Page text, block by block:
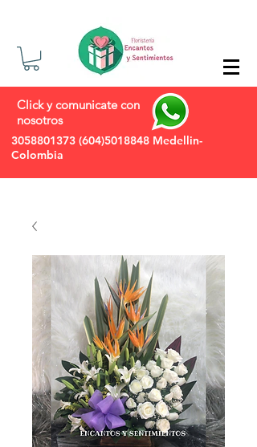
Click y comunicate con
nosotros
3058801373 (604)5018848 Medellin-
Colombia